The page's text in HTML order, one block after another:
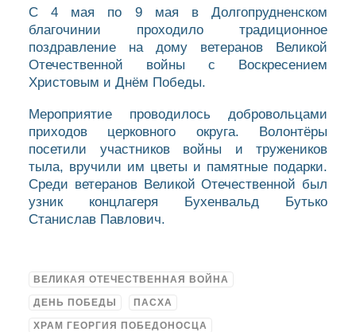
С 4 мая по 9 мая в Долгопрудненском
благочинии проходило традиционное
поздравление на дому ветеранов Великой
Отечественной войны с Воскресением
Христовым и Днём Победы.
Мероприятие проводилось добровольцами
приходов церковного округа. Волонтёры
посетили участников войны и тружеников
тыла, вручили им цветы и памятные подарки.
Среди ветеранов Великой Отечественной был
узник концлагеря Бухенвальд Бутько
Станислав Павлович.
ВЕЛИКАЯ ОТЕЧЕСТВЕННАЯ ВОЙНА
ДЕНЬ ПОБЕДЫ ПАСХА
ХРАМ ГЕОРГИЯ ПОБЕДОНОСЦА